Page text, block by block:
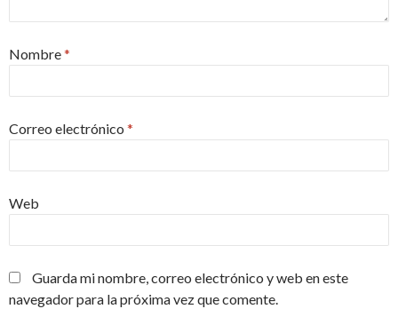
Nombre*
Correo electrónico *
Web
Guarda mi nombre, correo electrónico y web en este
navegador para la próxima vez que comente.